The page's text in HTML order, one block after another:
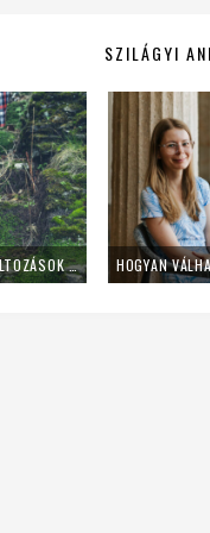
SZILÁGYI
APRÓ LÉPÉSEK, NAGY VÁLTOZÁSOK – ÍGY VEDD KI A KAVICSOT A CIPŐDBŐL!